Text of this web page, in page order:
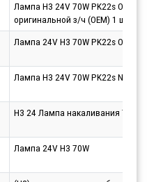
Лампа H3 24V 70W PK22s
оригинальной з/ч (ОЕМ) 1 шт.
Лампа 24V H3 70W PK22s OSRAM
Лампа H3 24V 70W PK22s NVA
H3 24 Лампа накаливания
Лампа 24V H3 70W